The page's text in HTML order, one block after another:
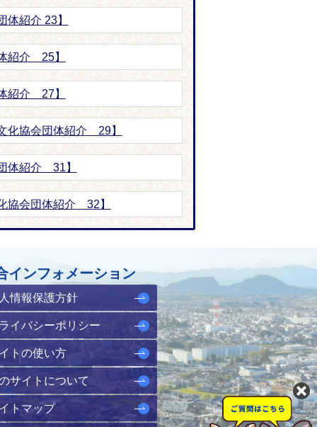
体紹介 23】
紹介 25】
紹介 27】
化協会団体紹介 29】
体紹介 31】
協会団体紹介 32】
インフォメーション
情報保護方針
イバシーポリシー
トの使い方
サイトについて
トマップ